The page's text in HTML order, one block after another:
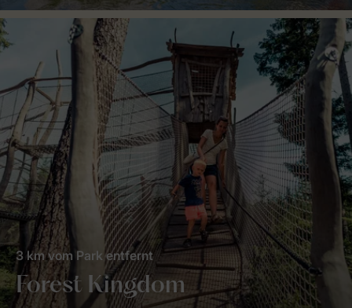
Forest Kingdom
3 km vom Park entfernt